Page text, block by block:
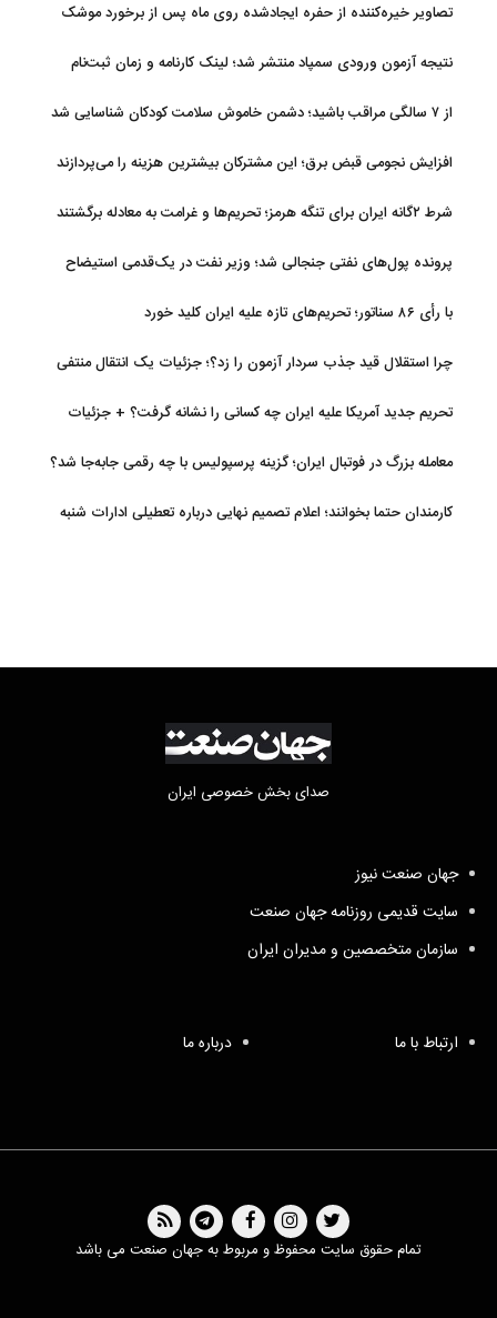
تصاویر خیره‌کننده از حفره ایجادشده روی ماه پس از برخورد موشک
فالکون ۹
نتیجه آزمون ورودی سمپاد منتشر شد؛ لینک کارنامه و زمان ثبت‌نام
از ۷ سالگی مراقب باشید؛ دشمن خاموش سلامت کودکان شناسایی شد
افزایش نجومی قبض برق؛ این مشترکان بیشترین هزینه را می‌پردازند
شرط ۲گانه ایران برای تنگه هرمز؛ تحریم‌ها و غرامت به معادله برگشتند
پرونده پول‌های نفتی جنجالی شد؛ وزیر نفت در یک‌قدمی استیضاح
با رأی ۸۶ سناتور؛ تحریم‌های تازه علیه ایران کلید خورد
چرا استقلال قید جذب سردار آزمون را زد؟؛ جزئیات یک انتقال منتفی
تحریم جدید آمریکا علیه ایران چه کسانی را نشانه گرفت؟ + جزئیات
معامله بزرگ در فوتبال ایران؛ گزینه پرسپولیس با چه رقمی جابه‌جا شد؟
کارمندان حتما بخوانند؛ اعلام تصمیم نهایی درباره تعطیلی ادارات شنبه
صدای بخش خصوصی ایران
جهان صنعت نیوز
سایت قدیمی روزنامه جهان صنعت
سازمان متخصصین و مدیران ایران
ارتباط با ما درباره ما
تمام حقوق سایت محفوظ و مربوط به جهان صنعت می باشد